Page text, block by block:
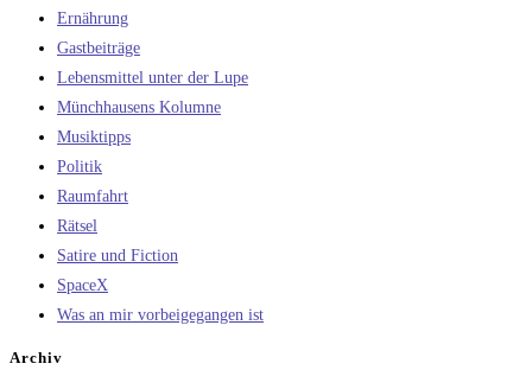
Ernährung
Gastbeiträge
Lebensmittel unter der Lupe
Münchhausens Kolumne
Musiktipps
Politik
Raumfahrt
Rätsel
Satire und Fiction
SpaceX
Was an mir vorbeigegangen ist
Archiv